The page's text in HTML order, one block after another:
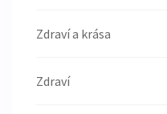
Zdraví a krása
Zdraví